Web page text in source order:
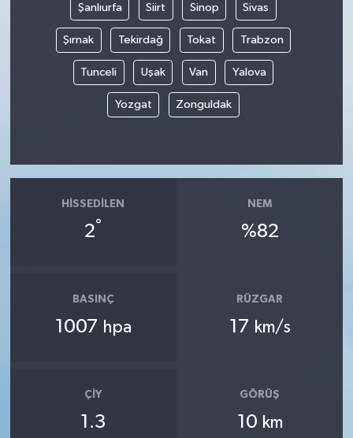
Şanlıurfa Siirt Sinop Sivas
Şırnak Tekirdağ Tokat Trabzon
Tunceli Uşak Van Yalova
Yozgat Zonguldak
HISSEDILEN
2°
NEM
%82
BASINÇ
1007 hpa
RÜZGAR
17 km/s
ÇIY
1.3
GÖRÜŞ
10 km